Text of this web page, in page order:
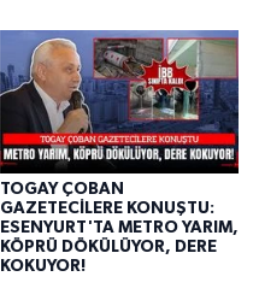
TOGAY ÇOBAN
GAZETECİLERE KONUŞTU:
ESENYURT'TA METRO YARIM,
KÖPRÜ DÖKÜLÜYOR, DERE
KOKUYOR!